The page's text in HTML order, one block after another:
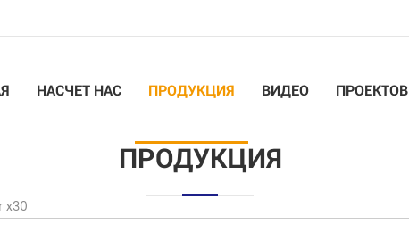
НАСЧЕТ НАС ПРОДУКЦИЯ ВИДЕО ПРОЕКТОВ
ПРОДУКЦИЯ
x30